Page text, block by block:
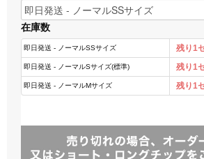
在庫数